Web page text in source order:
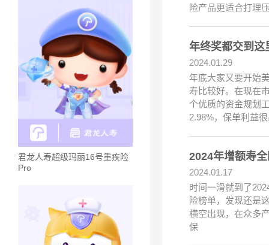
君龙人寿超级玛丽16号重疾险
Pro
险产品更适合打理
年终奖都交到这
2024.01.29
年底大家又要开始
寿比较好。在现在
个优质的资金规划
2.98%，保单利益
2024年增额寿
2024.01.17
时间一滑就到了
险榜单，发现还是
横空出现，在众多
保